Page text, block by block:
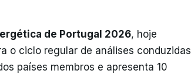
de Portugal 2026, hoje
o ciclo regular de análises conduzidas
países membros e apresenta 10